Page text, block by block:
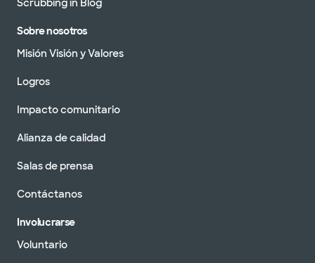
Scrubbing in Blog
Sobre nosotros
Misión Visión y Valores
Logros
Impacto comunitario
Alianza de calidad
Salas de prensa
Contáctanos
Involucrarse
Voluntario